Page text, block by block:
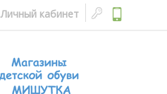
Личный кабинет